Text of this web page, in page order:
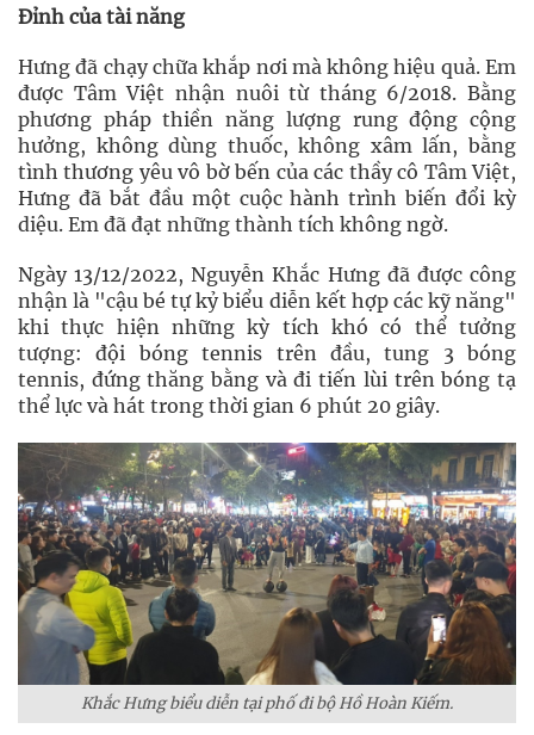
Đỉnh của tài năng
Hưng đã chạy chữa khắp nơi mà không hiệu quả. Em
được Tâm Việt nhận nuôi từ tháng 6/2018. Bằng
phương pháp thiền năng lượng rung động cộng
hưởng, không dùng thuốc, không xâm lấn, bằng
tình thương yêu vô bờ bến của các thầy cô Tâm Việt,
Hưng đã bắt đầu một cuộc hành trình biến đổi kỳ
diệu. Em đã đạt những thành tích không ngờ.
Ngày 13/12/2022, Nguyễn Khắc Hưng đã được công
nhận là "cậu bé tự kỷ biểu diễn kết hợp các kỹ năng"
khi thực hiện những kỳ tích khó có thể tưởng
tượng: đội bóng tennis trên đầu, tung 3 bóng
tennis, đứng thăng bằng và đi tiến lùi trên bóng tạ
thể lực và hát trong thời gian 6 phút 20 giây.
Khắc Hưng biểu diễn tại phố đi bộ Hồ Hoàn Kiếm.